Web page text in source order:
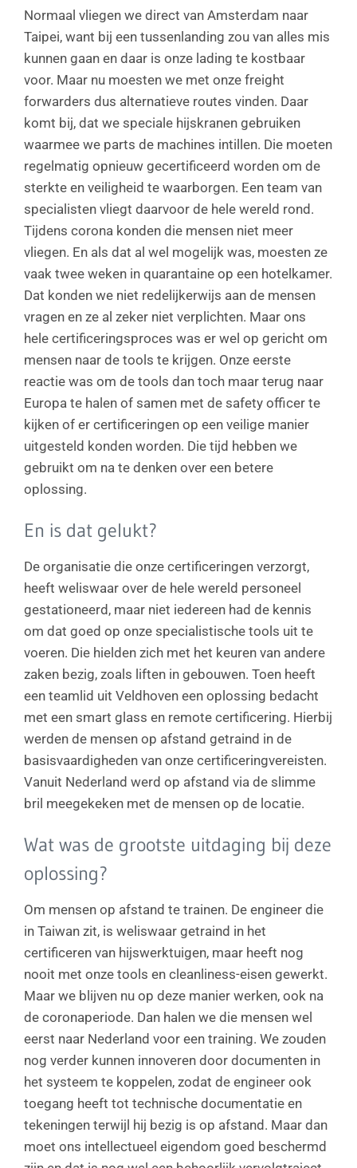
Normaal vliegen we direct van Amsterdam naar
Taipei, want bij een tussenlanding zou van alles mis
kunnen gaan en daar is onze lading te kostbaar
voor. Maar nu moesten we met onze freight
forwarders dus alternatieve routes vinden. Daar
komt bij, dat we speciale hijskranen gebruiken
waarmee we parts de machines intillen. Die moeten
regelmatig opnieuw gecertificeerd worden om de
sterkte en veiligheid te waarborgen. Een team van
specialisten vliegt daarvoor de hele wereld rond.
Tijdens corona konden die mensen niet meer
vliegen. En als dat al wel mogelijk was, moesten ze
vaak twee weken in quarantaine op een hotelkamer.
Dat konden we niet redelijkerwijs aan de mensen
vragen en ze al zeker niet verplichten. Maar ons
hele certificeringsproces was er wel op gericht om
mensen naar de tools te krijgen. Onze eerste
reactie was om de tools dan toch maar terug naar
Europa te halen of samen met de safety officer te
kijken of er certificeringen op een veilige manier
uitgesteld konden worden. Die tijd hebben we
gebruikt om na te denken over een betere
oplossing.
En is dat gelukt?
De organisatie die onze certificeringen verzorgt,
heeft weliswaar over de hele wereld personeel
gestationeerd, maar niet iedereen had de kennis
om dat goed op onze specialistische tools uit te
voeren. Die hielden zich met het keuren van andere
zaken bezig, zoals liften in gebouwen. Toen heeft
een teamlid uit Veldhoven een oplossing bedacht
met een smart glass en remote certificering. Hierbij
werden de mensen op afstand getraind in de
basisvaardigheden van onze certificeringvereisten.
Vanuit Nederland werd op afstand via de slimme
bril meegekeken met de mensen op de locatie.
Wat was de grootste uitdaging bij deze
oplossing?
Om mensen op afstand te trainen. De engineer die
in Taiwan zit, is weliswaar getraind in het
certificeren van hijswerktuigen, maar heeft nog
nooit met onze tools en cleanliness-eisen gewerkt.
Maar we blijven nu op deze manier werken, ook na
de coronaperiode. Dan halen we die mensen wel
eerst naar Nederland voor een training. We zouden
nog verder kunnen innoveren door documenten in
het systeem te koppelen, zodat de engineer ook
toegang heeft tot technische documentatie en
tekeningen terwijl hij bezig is op afstand. Maar dan
moet ons intellectueel eigendom goed beschermd